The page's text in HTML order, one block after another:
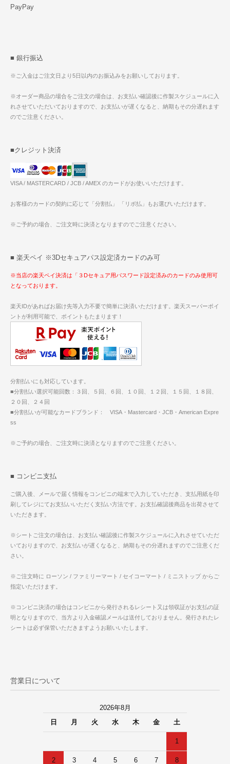
PayPay
■ 銀行振込
※ご入金はご注文日より5日以内のお振込みをお願いしております。
※オーダー商品の場合をご注文の場合は、お支払い確認後に作製スケジュールに入
れさせていただいておりますので、お支払いが遅くなると、納期もその分遅れます
のでご注意ください。
■クレジット決済
VISA / MASTERCARD / JCB / AMEX のカードがお使いいただけます。
お客様のカードの契約に応じて「分割払」 「リボ払」もお選びいただけます。
※ご予約の場合、ご注文時に決済となりますのでご注意ください。
■ 楽天ペイ ※3Dセキュアパス設定済カードのみ可
※当店の楽天ペイ決済は「３Dセキュア用パスワード設定済みのカードのみ使用可
となっております。
楽天IDがあればお届け先等入力不要で簡単に決済いただけます。楽天スーパーポイ
ントが利用可能で、ポイントもたまります！
分割払いにも対応しています。
■分割払い選択可能回数：３回、５回、６回、１０回、１２回、１５回、１８回、
２０回、２４回
■分割払いが可能なカードブランド： VISA・Mastercard・JCB・American Expre
ss
※ご予約の場合、ご注文時に決済となりますのでご注意ください。
■ コンビニ支払
ご購入後、メールで届く情報をコンビニの端末で入力していただき、支払用紙を印
刷してレジにてお支払いいただく支払い方法です。お支払確認後商品を出荷させて
いただきます。
※シートご注文の場合は、お支払い確認後に作製スケジュールに入れさせていただ
いておりますので、お支払いが遅くなると、納期もその分遅れますのでご注意くだ
さい。
※ご注文時に ローソン / ファミリーマート / セイコーマート / ミニストップ からご
指定いただけます。
※コンビニ決済の場合はコンビニから発行されるレシート又は領収証がお支払の証
明となりますので、当方より入金確認メールは送付しておりません。発行されたレ
シートは必ず保管いただきますようお願いいたします。
営業日について
2026年8月
日
月 火 水 木 金 土
1
2 3 4 5 6 7 8